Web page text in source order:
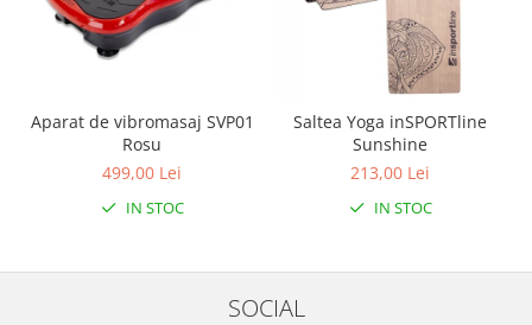
Aparat de vibromasaj SVP01
Rosu
499,00 Lei
IN STOC
Saltea Yoga inSPORTline
Sunshine
213,00 Lei
IN STOC
SOCIAL